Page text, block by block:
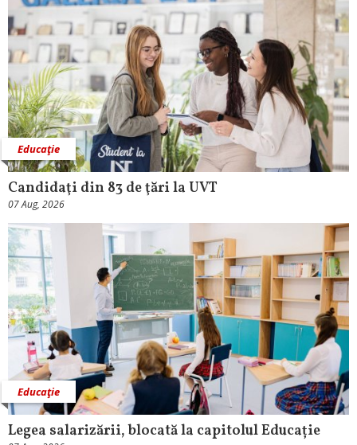
Educaţie
Candidaţi din 83 de ţări la UVT
07 Aug, 2026
Educaţie
Legea salarizării, blocată la capitolul Educație